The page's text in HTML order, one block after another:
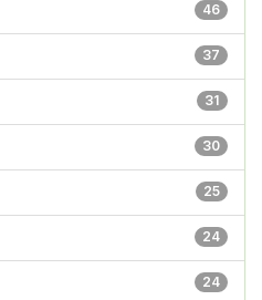
46
37
31
30
25
24
24